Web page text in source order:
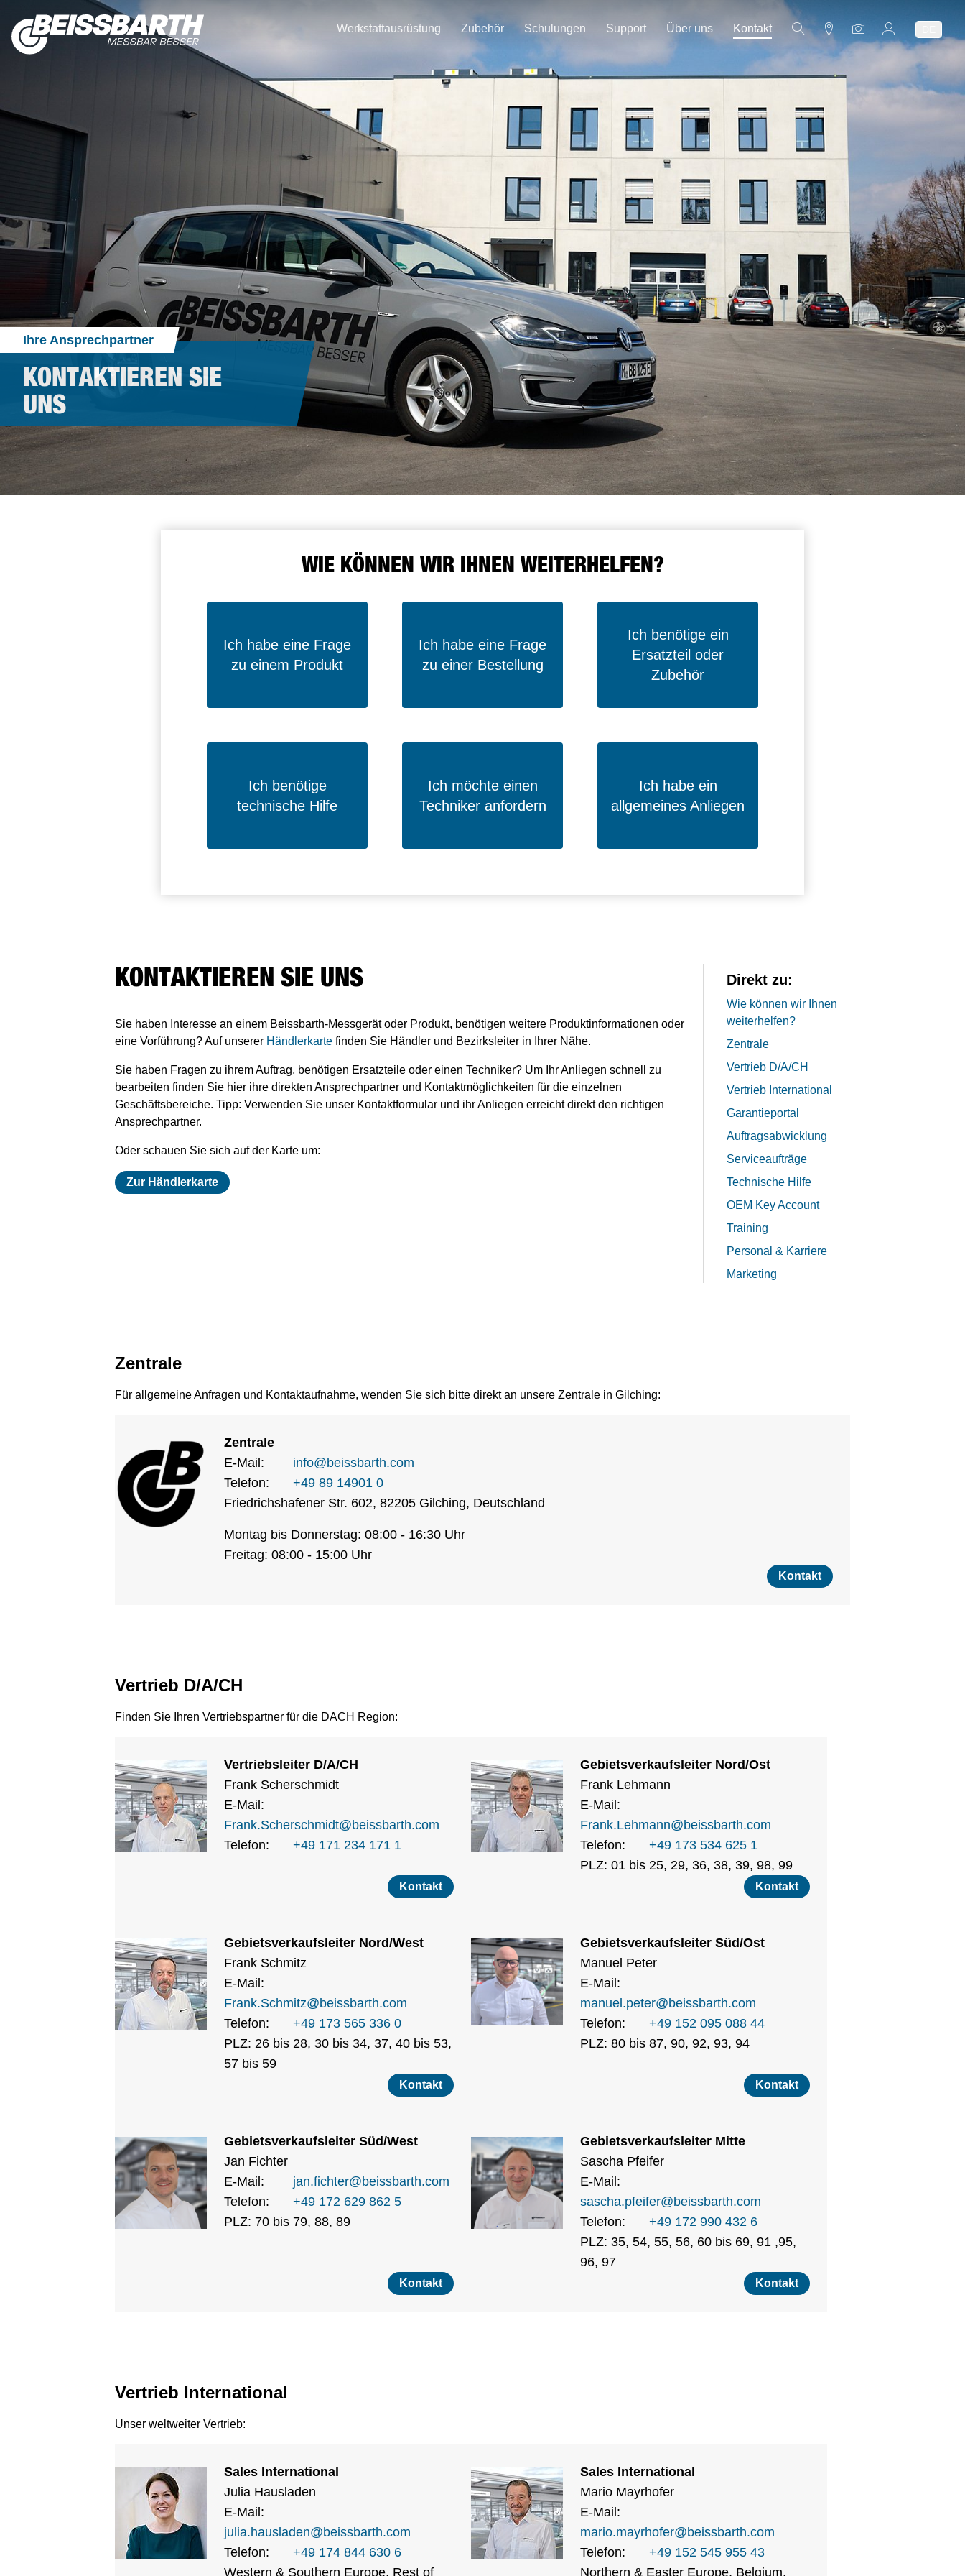
Werkstattausrüstung Zubehör Schulungen Support Über uns Kontakt
Ihre Ansprechpartner
KONTAKTIEREN SIE
UNS
WIE KÖNNEN WIR IHNEN WEITERHELFEN?
Ich habe eine Frage
zu einem Produkt
Ich habe eine Frage
zu einer Bestellung
Ich benötige ein
Ersatzteil oder
Zubehör
Ich benötige
technische Hilfe
Ich möchte einen
Techniker anfordern
Ich habe ein
allgemeines Anliegen
KONTAKTIEREN SIE UNS
Sie haben Interesse an einem Beissbarth-Messgerät oder Produkt, benötigen weitere Produktinformationen oder
eine Vorführung? Auf unserer Händlerkarte finden Sie Händler und Bezirksleiter in Ihrer Nähe.
Sie haben Fragen zu ihrem Auftrag, benötigen Ersatzteile oder einen Techniker? Um Ihr Anliegen schnell zu
bearbeiten finden Sie hier ihre direkten Ansprechpartner und Kontaktmöglichkeiten für die einzelnen
Geschäftsbereiche. Tipp: Verwenden Sie unser Kontaktformular und ihr Anliegen erreicht direkt den richtigen
Ansprechpartner.
Oder schauen Sie sich auf der Karte um:
Zur Händlerkarte
Direkt zu:
Wie können wir Ihnen
weiterhelfen?
Zentrale
Vertrieb D/A/CH
Vertrieb International
Garantieportal
Auftragsabwicklung
Serviceaufträge
Technische Hilfe
OEM Key Account
Training
Personal & Karriere
Marketing
Zentrale
Für allgemeine Anfragen und Kontaktaufnahme, wenden Sie sich bitte direkt an unsere Zentrale in Gilching:
Zentrale
E-Mail:
info@beissbarth.com
Telefon:
+49 89 14901 0
Friedrichshafener Str. 602, 82205 Gilching, Deutschland
Montag bis Donnerstag: 08:00 - 16:30 Uhr
Freitag: 08:00 - 15:00 Uhr
Kontakt
Vertrieb D/A/CH
Finden Sie Ihren Vertriebspartner für die DACH Region:
Vertriebsleiter D/A/CH
Frank Scherschmidt
E-Mail:
Frank.Scherschmidt@beissbarth.com
Telefon:
+49 171 234 171 1
Kontakt
Gebietsverkaufsleiter Nord/Ost
Frank Lehmann
E-Mail:
Frank.Lehmann@beissbarth.com
Telefon:
+49 173 534 625 1
PLZ: 01 bis 25, 29, 36, 38, 39, 98, 99
Kontakt
Gebietsverkaufsleiter Nord/West
Frank Schmitz
E-Mail:
Frank.Schmitz@beissbarth.com
Telefon:
+49 173 565 336 0
PLZ: 26 bis 28, 30 bis 34, 37, 40 bis 53,
57 bis 59
Kontakt
Gebietsverkaufsleiter Süd/Ost
Manuel Peter
E-Mail:
manuel.peter@beissbarth.com
Telefon:
+49 152 095 088 44
PLZ: 80 bis 87, 90, 92, 93, 94
Kontakt
Gebietsverkaufsleiter Süd/West
Jan Fichter
E-Mail:
jan.fichter@beissbarth.com
Telefon:
+49 172 629 862 5
PLZ: 70 bis 79, 88, 89
Kontakt
Gebietsverkaufsleiter Mitte
Sascha Pfeifer
E-Mail:
sascha.pfeifer@beissbarth.com
Telefon:
+49 172 990 432 6
PLZ: 35, 54, 55, 56, 60 bis 69, 91 ,95,
96, 97
Kontakt
Vertrieb International
Unser weltweiter Vertrieb:
Sales International
Julia Hausladen
E-Mail:
julia.hausladen@beissbarth.com
Telefon:
+49 174 844 630 6
Western & Southern Europe, Rest of
Sales International
Mario Mayrhofer
E-Mail:
mario.mayrhofer@beissbarth.com
Telefon:
+49 152 545 955 43
Northern & Easter Europe, Belgium,